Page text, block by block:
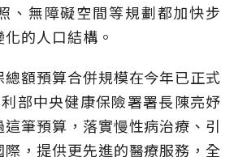
、無障礙空間等規劃都加快步
的人口結構。
額預算合併規模在今年已正式
部中央健康保險署署長陳亮妤
筆預算，落實慢性病治療、引
，提供更先進的醫療服務，全